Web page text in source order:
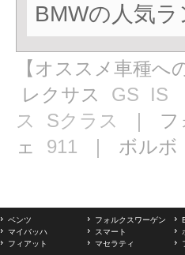
BMWの人気
【オススメ車種へ
レクサス GS IS
ス
Sクラス ｜ フ
ェ 911 ｜ ボルボ
ベンツ フォルクスワーゲン
マイバッハ
スマート
フィアット
マセラティ